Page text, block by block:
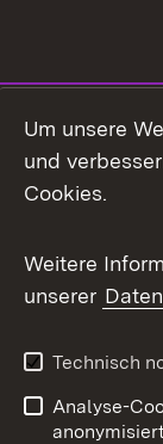
Facebook
X / Twitter
Youtube
Impressum
Um unsere
und
Cookies.
Weitere
unserer
Technisch
Analyse-